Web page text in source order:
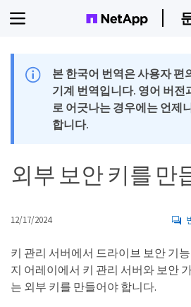
본 한국어 번역은 사용자 편
기계 번역입니다. 영어 버전
로 어긋나는 경우에는 언제
합니다.
외부 보안 키를 만
12/17/2024
키 관리 서버에서 드라이브 보안 기
지 어레이에서 키 관리 서버와 보안
는 외부 키를 만들어야 합니다.